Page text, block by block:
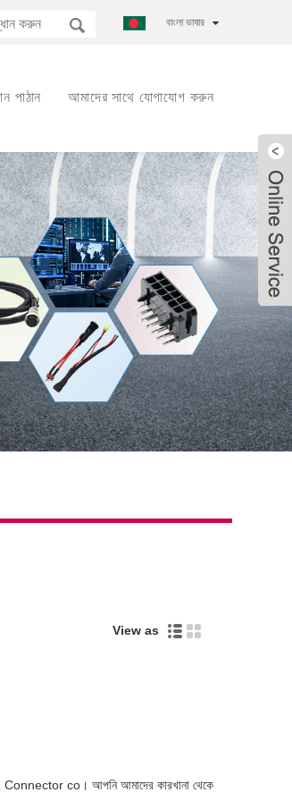
বাংলা ভাষার
পাঠান আমাদের সাথে যোগাযোগ করুন
View as
Connector co। আপনি আমাদের কারখানা থেকে